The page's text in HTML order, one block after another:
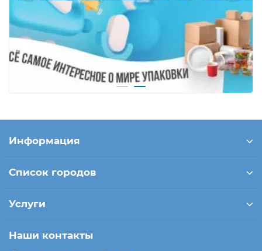
Информация
Список городов
Услуги
Наши контакты